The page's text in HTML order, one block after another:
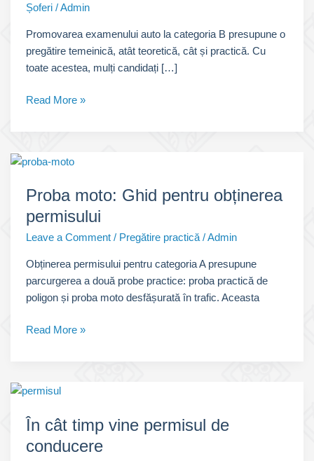
Șoferi /Admin
Promovarea examenului auto la categoria B presupune o
pregătire temeinică, atât teoretică, cât și practică. Cu
toate acestea, mulți candidați […]
Top
greșeli
auto
B
🚗
Read More »
Proba moto: Ghid pentru obținerea
permisului
Leave a Comment / Pregătire practică /Admin
Obținerea permisului pentru categoria A presupune
parcurgerea a două probe practice: proba practică de
poligon și proba moto desfășurată în trafic. Aceasta
Proba
obținerea
Read More »
În cât timp vine permisul de
conducere